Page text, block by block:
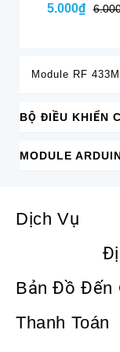
5.000₫
Module RF
BỘ ĐIỀU KHIỂN
MODULE
Dịch Vụ
Bản Đồ Đến
Thanh Toán